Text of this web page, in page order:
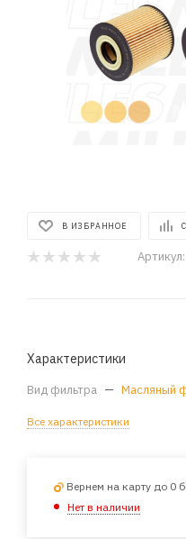
В ИЗБРАННОЕ
Артикул:
Характеристики
Вид фильтра — Масляный
Все характеристики
Вернем на карту до 0
Нет в наличии